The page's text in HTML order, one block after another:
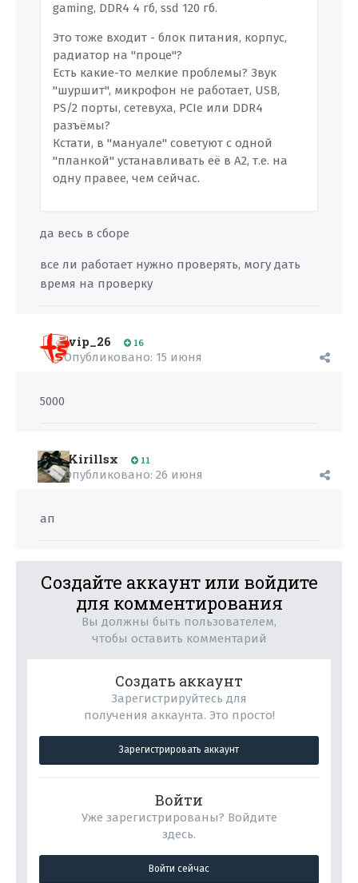
gaming, DDR4 4 гб, ssd 120 гб.
Это тоже входит - блок питания, корпус,
радиатор на "проце"?
Есть какие-то мелкие проблемы? Звук
"шуршит", микрофон не работает, USB,
PS/2 порты, сетевуха, PCIe или DDR4
разъёмы?
Кстати, в "мануале" советуют с одной
"планкой" устанавливать её в A2, т.е. на
одну правее, чем сейчас.
да весь в сборе
все ли работает нужно проверять, могу дать
время на проверку
vip_26 16
Опубликовано: 15 июня
5000
Kirillsx 11
Опубликовано: 26 июня
ап
Создайте аккаунт или войдите
для комментирования
Вы должны быть пользователем,
чтобы оставить комментарий
Создать аккаунт
Зарегистрируйтесь для
получения аккаунта. Это просто!
Зарегистрировать аккаунт
Войти
Уже зарегистрированы? Войдите
здесь.
Войти сейчас